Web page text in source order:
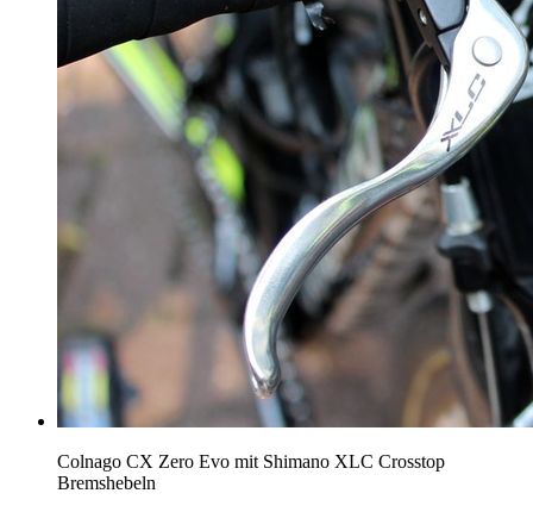
Colnago CX Zero Evo mit Shimano XLC Crosstop
Bremshebeln